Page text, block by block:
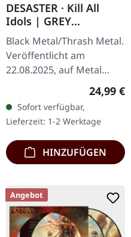
DESASTER · Kill All
Idols | GREY
MARBLED LP
Black Metal/Thrash Metal.
Veröffentlicht am
22.08.2025, auf Metal
Weißes/schwarzes Dust
Splatter Vinyl mit 4-
seitigem Booklet und…
24,99 €
Sofort verfügbar,
Lieferzeit: 1-2 Werktage
HINZUFÜGEN
Angebot